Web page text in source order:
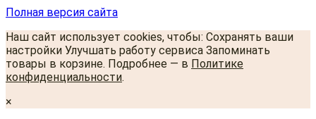
Полная версия сайта
Наш сайт использует cookies, чтобы: Сохранять ваши
настройки Улучшать работу сервиса Запоминать
товары в корзине. Подробнее — в Политике
конфиденциальности.
×